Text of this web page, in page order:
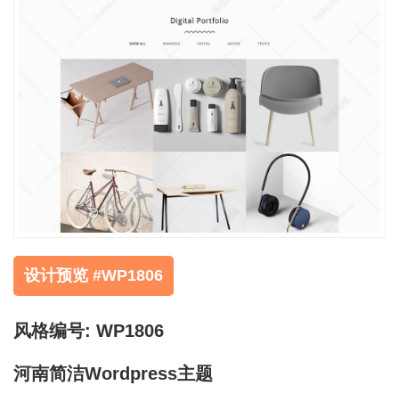
设计预览 #WP1806
风格编号: WP1806
河南简洁Wordpress主题